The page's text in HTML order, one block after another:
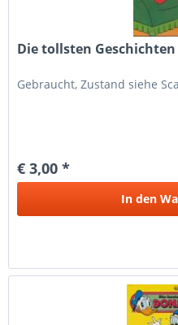
Die tollsten
Gebraucht, Zustand siehe
€ 3,00 *
In den